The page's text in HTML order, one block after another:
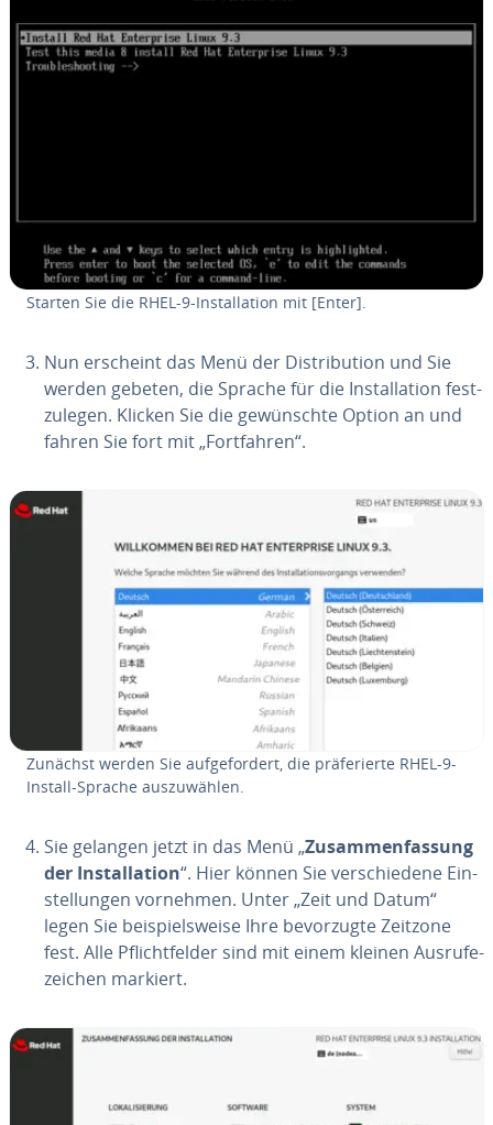
Starten Sie die RHEL-9-In­stal­la­ti­on mit [Enter].
Nun erscheint das Menü der Dis­tri­bu­ti­on und Sie
werden gebeten, die Sprache für die In­stal­la­ti­on fest­
zu­le­gen. Klicken Sie die ge­wünsch­te Option an und
fahren Sie fort mit „Fort­fah­ren“.
Zunächst werden Sie auf­ge­for­dert, die prä­fe­rier­te RHEL-9-
Install-Sprache aus­zu­wäh­len.
Sie gelangen jetzt in das Menü „Zu­sam­men­fas­sung
der In­stal­la­ti­on“. Hier können Sie ver­schie­de­ne Ein­
stel­lun­gen vornehmen. Unter „Zeit und Datum“
legen Sie bei­spiels­wei­se Ihre be­vor­zug­te Zeitzone
fest. Alle Pflicht­fel­der sind mit einem kleinen Aus­ru­fe­
zei­chen markiert.